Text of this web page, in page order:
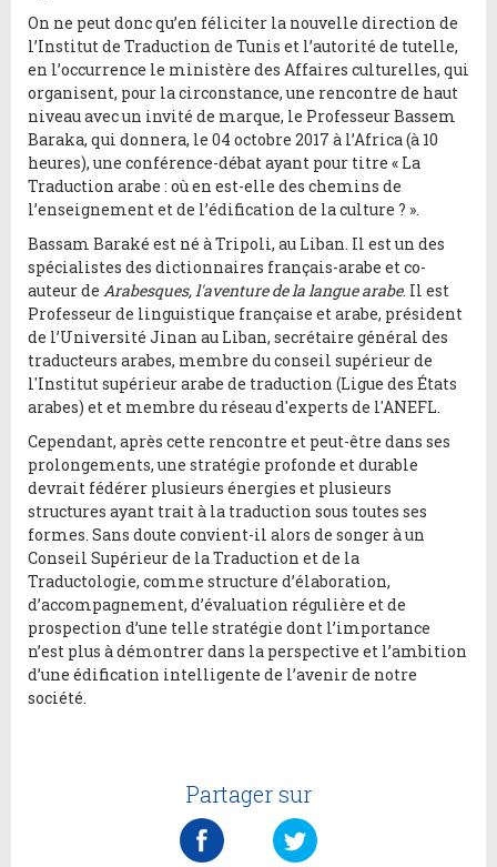
On ne peut donc qu’en féliciter la nouvelle direction de
l’Institut de Traduction de Tunis et l’autorité de tutelle,
en l’occurrence le ministère des Affaires culturelles, qui
organisent, pour la circonstance, une rencontre de haut
niveau avec un invité de marque, le Professeur Bassem
Baraka, qui donnera, le 04 octobre 2017 à l’Africa (à 10
heures), une conférence-débat ayant pour titre « La
Traduction arabe : où en est-elle des chemins de
l’enseignement et de l’édification de la culture ? ».
Bassam Baraké est né à Tripoli, au Liban. Il est un des
spécialistes des dictionnaires français-arabe et co-
auteur de Arabesques, l'aventure de la langue arabe. Il est
Professeur de linguistique française et arabe, président
de l’Université Jinan au Liban, secrétaire général des
traducteurs arabes, membre du conseil supérieur de
l'Institut supérieur arabe de traduction (Ligue des États
arabes) et et membre du réseau d'experts de l'ANEFL.
Cependant, après cette rencontre et peut-être dans ses
prolongements, une stratégie profonde et durable
devrait fédérer plusieurs énergies et plusieurs
structures ayant trait à la traduction sous toutes ses
formes. Sans doute convient-il alors de songer à un
Conseil Supérieur de la Traduction et de la
Traductologie, comme structure d’élaboration,
d’accompagnement, d’évaluation régulière et de
prospection d’une telle stratégie dont l’importance
n’est plus à démontrer dans la perspective et l’ambition
d’une édification intelligente de l’avenir de notre
société.
Partager sur